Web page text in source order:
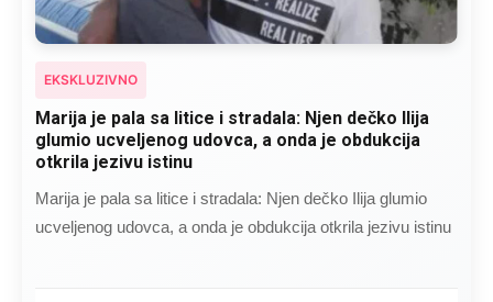
EKSKLUZIVNO
Marija je pala sa litice i stradala: Njen dečko Ilija
glumio ucveljenog udovca, a onda je obdukcija
otkrila jezivu istinu
Marija je pala sa litice i stradala: Njen dečko Ilija glumio
ucveljenog udovca, a onda je obdukcija otkrila jezivu istinu